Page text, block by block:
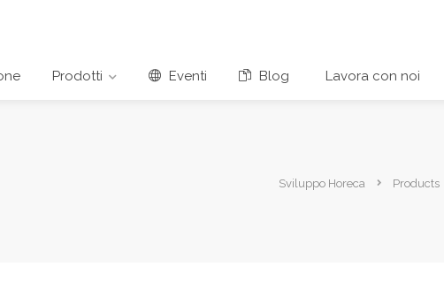
Prodotti Eventi Blog Lavora con noi
Sviluppo Horeca Products